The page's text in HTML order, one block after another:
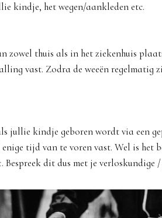
kindje, het wegen/aankleden etc.
zowel thuis als in het ziekenhuis
vast. Zodra de weeën
jullie kindje geboren wordt via een
tijd van te voren vast. Wel is het
Bespreek dit dus met je verloskundige